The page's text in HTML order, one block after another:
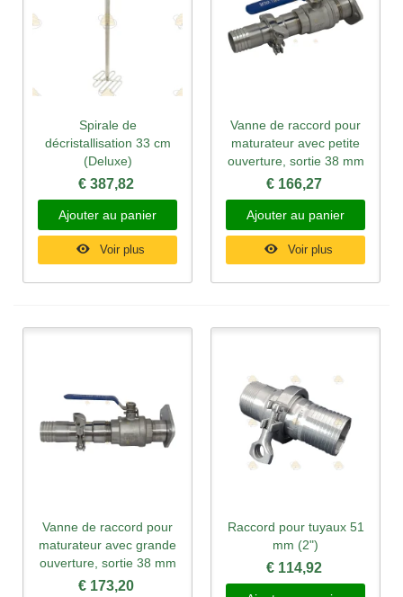
Spirale de
décristallisation 33 cm
(Deluxe)
€ 387,82
Ajouter au panier
Voir plus
Vanne de raccord pour
maturateur avec petite
ouverture, sortie 38 mm
€ 166,27
Ajouter au panier
Voir plus
Vanne de raccord pour
maturateur avec grande
ouverture, sortie 38 mm
€ 173,20
Raccord pour tuyaux 51
mm (2")
€ 114,92